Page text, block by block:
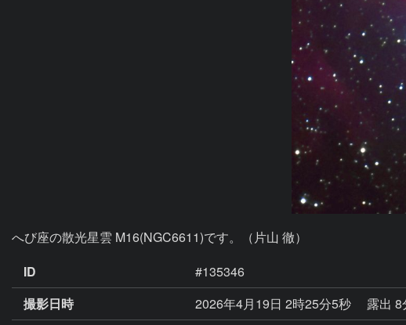
へび座の散光星雲 M16(NGC6611)です。（片山 徹）
ID
#135346
撮影日時
2026年4月19日 2時25分5秒
露出 8